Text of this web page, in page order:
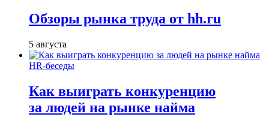
Обзоры рынка труда от hh.ru
5 августа
HR-беседы
Как выиграть конкуренцию
за людей на рынке найма